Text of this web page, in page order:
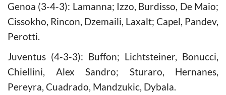
Genoa (3-4-3): Lamanna; Izzo, Burdisso, De Maio;
Cissokho, Rincon, Dzemaili, Laxalt; Capel, Pandev,
Perotti.
Juventus (4-3-3): Buffon; Lichtsteiner, Bonucci,
Chiellini, Alex Sandro; Sturaro, Hernanes,
Pereyra, Cuadrado, Mandzukic, Dybala.